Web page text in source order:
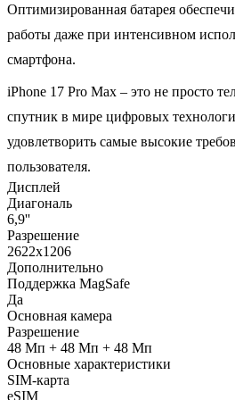
Оптимизированная батарея
работы даже при интенсивном
смартфона.
iPhone 17 Pro Max – это не просто
спутник в мире цифровых
удовлетворить самые высокие
пользователя.
Дисплей
Диагональ
6,9''
Разрешение
2622x1206
Дополнительно
Поддержка MagSafe
Да
Основная камера
Разрешение
48 Мп + 48 Мп + 48 Мп
Основные характеристики
SIM-карта
eSIM